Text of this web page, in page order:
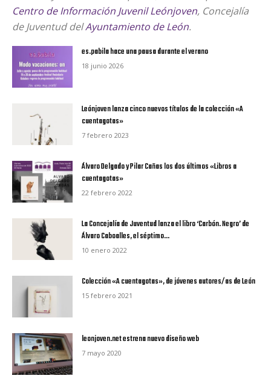
Centro de Información Juvenil Leónjoven, Concejalía
de Juventud delAyuntamiento de León.
es.pabila hace una pausa durante el verano
18 junio 2026
Leónjoven lanza cinco nuevos títulos de la colección «A
cuentagotas»
7 febrero 2023
Álvaro Delgado y Pilar Cañas los dos últimos «Libros a
cuentagotas»
22 febrero 2022
La Concejalía de Juventud lanza el libro ‘Carbón. Negro’ de
Álvaro Caboalles, el séptimo...
10 enero 2022
Colección «A cuentagotas», de jóvenes autores/as de León
15 febrero 2021
leonjoven.net estrena nuevo diseño web
7 mayo 2020